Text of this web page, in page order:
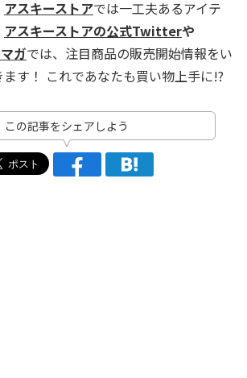
アスキーストアでは一工夫あるアイテ
アスキーストアの公式Twitterや
ガでは、注目商品の販売開始情報をい
す！ これであなたも買い物上手に!?
この記事をシェアしよう